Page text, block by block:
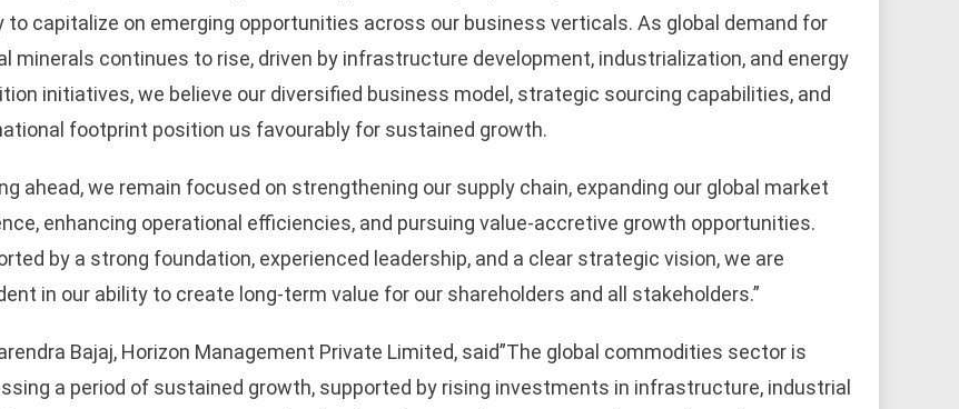
to capitalize on emerging opportunities across our business verticals. As global demand for
minerals continues to rise, driven by infrastructure development, industrialization, and energy
initiatives, we believe our diversified business model, strategic sourcing capabilities, and
footprint position us favourably for sustained growth.
ahead, we remain focused on strengthening our supply chain, expanding our global market
enhancing operational efficiencies, and pursuing value-accretive growth opportunities.
by a strong foundation, experienced leadership, and a clear strategic vision, we are
in our ability to create long-term value for our shareholders and all stakeholders.”
Bajaj, Horizon Management Private Limited, said”The global commodities sector is
a period of sustained growth, supported by rising investments in infrastructure, industrial